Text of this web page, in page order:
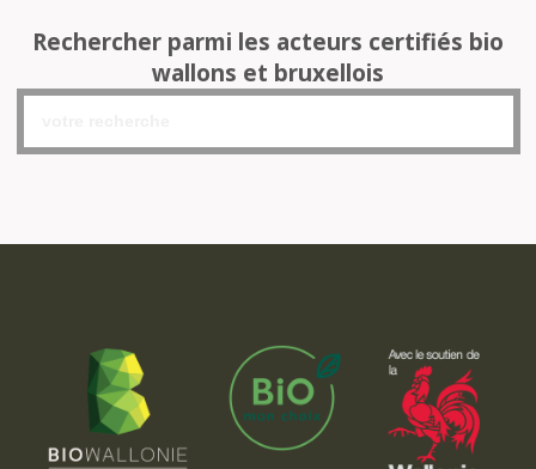
Rechercher parmi les acteurs certifiés bio
wallons et bruxellois